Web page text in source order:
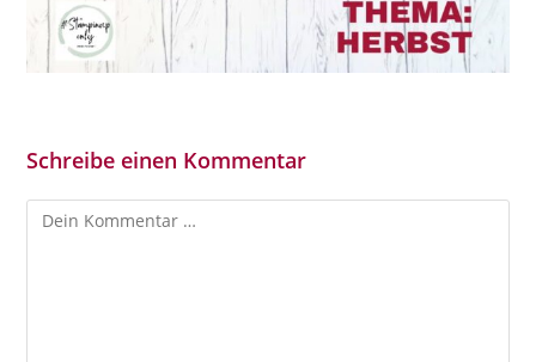
Schreibe einen Kommentar
Kommentar